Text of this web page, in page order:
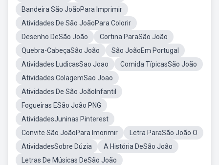
Bandeira São JoãoPara Imprimir
Atividades De São JoãoPara Colorir
Desenho DeSão João
Cortina ParaSão João
Quebra-CabeçaSão João
São JoãoEm Portugal
Atividades LudicasSao Joao
Comida TípicasSão João
Atividades ColagemSao Joao
Atividades De São JoãoInfantil
Fogueiras ESão João PNG
AtividadesJuninas Pinterest
Convite São JoãoPara Imorimir
Letra ParaSão João O
AtividadesSobre Dúzia
A História DeSão João
Letras De Músicas DeSão João